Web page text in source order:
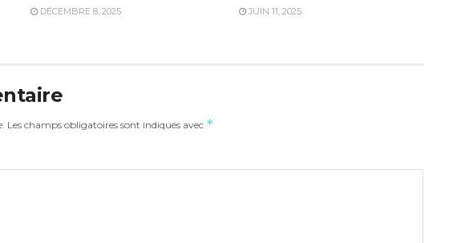
DÉCEMBRE 8, 2025 JUIN 11, 2025
Les champs obligatoires sont indiqués avec *